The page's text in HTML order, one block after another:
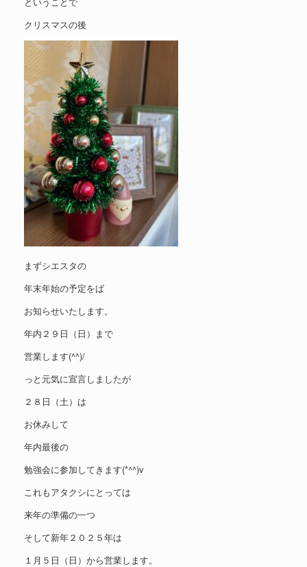
クリスマスの後
まずシエスタの
年末年始の予定をば
お知らせいたします。
年内２９日（日）まで
営業します(^^)/
っと元気に宣言しましたが
２８日（土）は
お休みして
年内最後の
勉強会に参加してきます(*^^)v
これもアタクシにとっては
来年の準備の一つ
そして新年２０２５年は
１月５日（日）から営業します。